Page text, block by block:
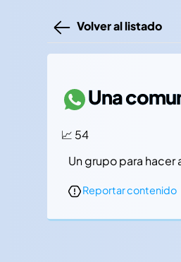
Volver al listado
Una
📈 54
Un grupo para
Reportar contenido